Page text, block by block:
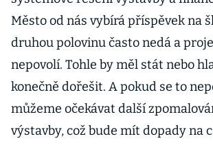
Město od nás vybírá příspěvek na
druhou polovinu často nedá a
nepovolí. Tohle by měl stát nebo
konečně dořešit. A pokud se to
můžeme očekávat další
výstavby, což bude mít dopady na